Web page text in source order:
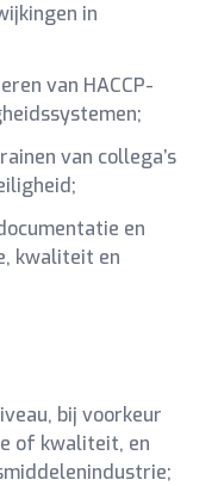
in
van HACCP-
van collega’s
en
kwaliteit en
bij voorkeur
of kwaliteit, en